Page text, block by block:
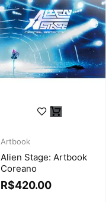
Artbook
Alien Stage: Artbook
Coreano
R$420.00